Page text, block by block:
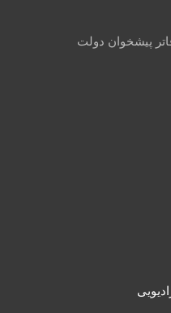
پیشخوان دولت